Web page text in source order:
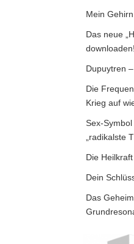
Mein
Das neue
downloaden!
Dupuytren
Die
Krieg auf
Sex-
„radikalste
Die
Dein
Das